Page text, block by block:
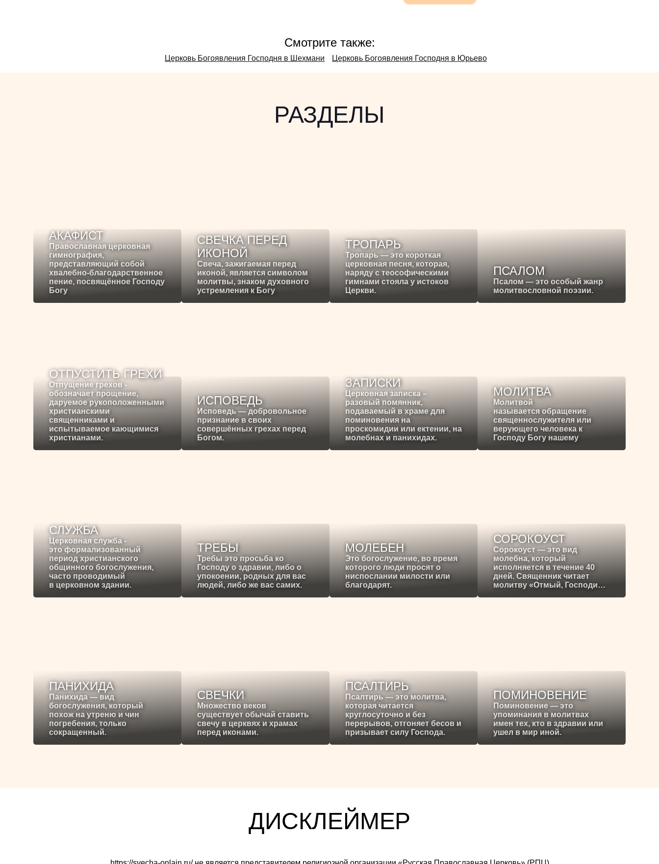
Смотрите также:
Церковь Богоявления Господня в Шехмани Церковь Богоявления Господня в Юрьево
РАЗДЕЛЫ
АКАФИСТ
Православная церковная
гимнография,
представляющий собой
хвалебно-благодарственное
пение, посвящённое Господу
Богу
СВЕЧКА ПЕРЕД
ИКОНОЙ
Свеча, зажигаемая перед
иконой, является символом
молитвы, знаком духовного
устремления к Богу
ТРОПАРЬ
Тропарь — это короткая
церковная песня, которая,
наряду с теософическими
гимнами стояла у истоков
Церкви.
ПСАЛОМ
Псалом — это особый жанр
молитвословной поэзии.
ОТПУСТИТЬ ГРЕХИ
Отпущение грехов -
обозначает прощение,
даруемое рукоположенными
христианскими
священниками и
испытываемое кающимися
христианами.
ИСПОВЕДЬ
Исповедь — добровольное
признание в своих
совершённых грехах перед
Богом.
ЗАПИСКИ
Церковная записка –
разовый помянник,
подаваемый в храме для
поминовения на
проскомидии или ектении, на
молебнах и панихидах.
МОЛИТВА
Молитвой
называется обращение
священнослужителя или
верующего человека к
Господу Богу нашему
СЛУЖБА
Церковная служба -
это формализованный
период христианского
общинного богослужения,
часто проводимый
в церковном здании.
ТРЕБЫ
Требы это просьба ко
Господу о здравии, либо о
упокоении, родных для вас
людей, либо же вас самих.
МОЛЕБЕН
Это богослужение, во время
которого люди просят о
ниспослании милости или
благодарят.
СОРОКОУСТ
Сорокоуст — это вид
молебна, который
исполняется в течение 40
дней. Священник читает
молитву «Отмый, Господи…
ПАНИХИДА
Панихида — вид
богослужения, который
похож на утреню и чин
погребения, только
сокращенный.
СВЕЧКИ
Множество веков
существует обычай ставить
свечу в церквях и храмах
перед иконами.
ПСАЛТИРЬ
Псалтирь — это молитва,
которая читается
круглосуточно и без
перерывов, отгоняет бесов и
призывает силу Господа.
ПОМИНОВЕНИЕ
Поминовение — это
упоминания в молитвах
имен тех, кто в здравии или
ушел в мир иной.
ДИСКЛЕЙМЕР